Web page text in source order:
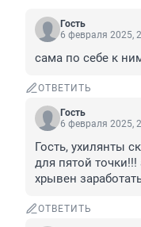
Гость
6 февраля 2025,
сама по себе к
ОТВЕТИТЬ
Гость
6 февраля 2025,
Гость, ухилянты
для пятой
хрывен
ОТВЕТИТЬ